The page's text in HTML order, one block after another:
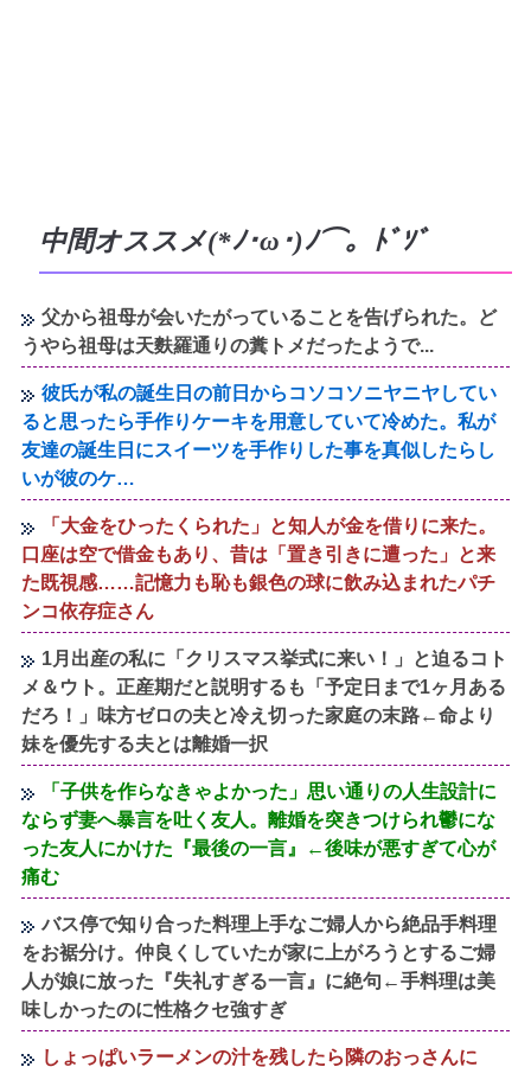
中間オススメ(*ﾉ･ω･)ﾉ⌒。ﾄﾞｿﾞ
父から祖母が会いたがっていることを告げられた。ど
うやら祖母は天麩羅通りの糞トメだったようで...
彼氏が私の誕生日の前日からコソコソニヤニヤしてい
ると思ったら手作りケーキを用意していて冷めた。私が
友達の誕生日にスイーツを手作りした事を真似したらし
いが彼のケ…
「大金をひったくられた」と知人が金を借りに来た。
口座は空で借金もあり、昔は「置き引きに遭った」と来
た既視感……記憶力も恥も銀色の球に飲み込まれたパチ
ンコ依存症さん
1月出産の私に「クリスマス挙式に来い！」と迫るコト
メ＆ウト。正産期だと説明するも「予定日まで1ヶ月ある
だろ！」味方ゼロの夫と冷え切った家庭の末路←命より
妹を優先する夫とは離婚一択
「子供を作らなきゃよかった」思い通りの人生設計に
ならず妻へ暴言を吐く友人。離婚を突きつけられ鬱にな
った友人にかけた『最後の一言』←後味が悪すぎて心が
痛む
バス停で知り合った料理上手なご婦人から絶品手料理
をお裾分け。仲良くしていたが家に上がろうとするご婦
人が娘に放った『失礼すぎる一言』に絶句←手料理は美
味しかったのに性格クセ強すぎ
しょっぱいラーメンの汁を残したら隣のおっさんに